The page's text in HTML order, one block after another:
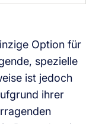
Option für
spezielle
ist jedoch
ihrer